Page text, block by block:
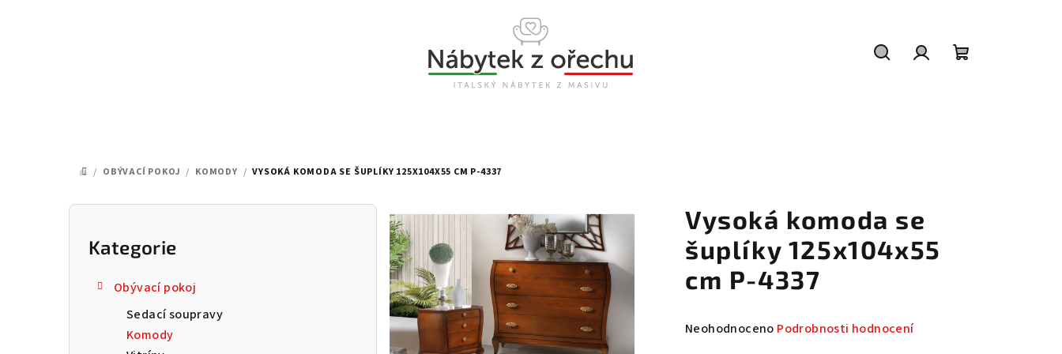
DOMŮ
/ OBÝVACÍ POKOJ / KOMODY / VYSOKÁ KOMODA SE ŠUPLÍKY 125X104X55 CM P-4337
P
Přeskočit
kategorie
Kategorie
Obývací pokoj
Sedací soupravy
Komody
Vysoká komoda se
šuplíky 125x104x55
cm P-4337
Průměrné
Neohodnoceno Podrobnosti hodnocení